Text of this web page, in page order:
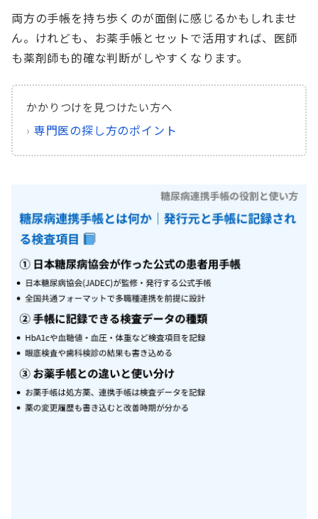
両方の手帳を持ち歩くのが面倒に感じるかもしれませ
ん。けれども、お薬手帳とセットで活用すれば、医師
も薬剤師も的確な判断がしやすくなります。
かかりつけを見つけたい方へ
› 専門医の探し方のポイント